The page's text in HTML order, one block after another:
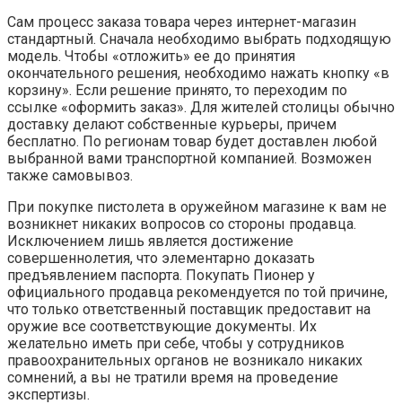
Сам процесс заказа товара через интернет-магазин
стандартный. Сначала необходимо выбрать подходящую
модель. Чтобы «отложить» ее до принятия
окончательного решения, необходимо нажать кнопку «в
корзину». Если решение принято, то переходим по
ссылке «оформить заказ». Для жителей столицы обычно
доставку делают собственные курьеры, причем
бесплатно. По регионам товар будет доставлен любой
выбранной вами транспортной компанией. Возможен
также самовывоз.
При покупке пистолета в оружейном магазине к вам не
возникнет никаких вопросов со стороны продавца.
Исключением лишь является достижение
совершеннолетия, что элементарно доказать
предъявлением паспорта. Покупать Пионер у
официального продавца рекомендуется по той причине,
что только ответственный поставщик предоставит на
оружие все соответствующие документы. Их
желательно иметь при себе, чтобы у сотрудников
правоохранительных органов не возникало никаких
сомнений, а вы не тратили время на проведение
экспертизы.